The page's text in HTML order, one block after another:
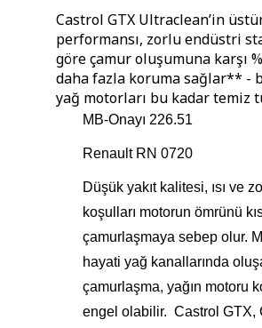
Castrol GTX Ultraclean’in
performansı, zorlu endüstri
göre çamur oluşumuna karşı
daha fazla koruma sağlar** -
yağ motorları bu kadar temiz
MB-Onayı 226.51
Renault RN 0720
Düşük yakıt kalitesi, ısı ve
koşulları motorun ömrünü
çamurlaşmaya sebep olur.
hayati yağ kanallarında
çamurlaşma, yağın motoru
engel olabilir. Castrol GTX,